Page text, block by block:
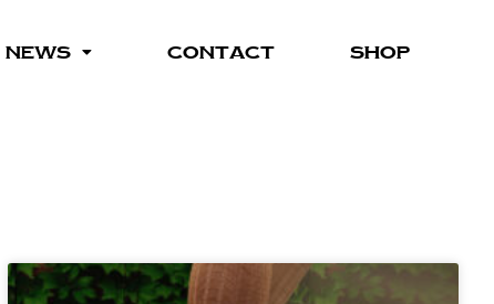
NEWS CONTACT SHOP